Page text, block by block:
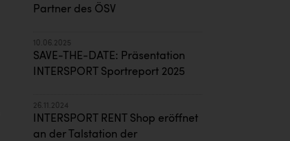
Partner des ÖSV
10.06.2025
SAVE-THE-DATE: Präsentation
INTERSPORT Sportreport 2025
26.11.2024
INTERSPORT RENT Shop eröffnet
an der Talstation der